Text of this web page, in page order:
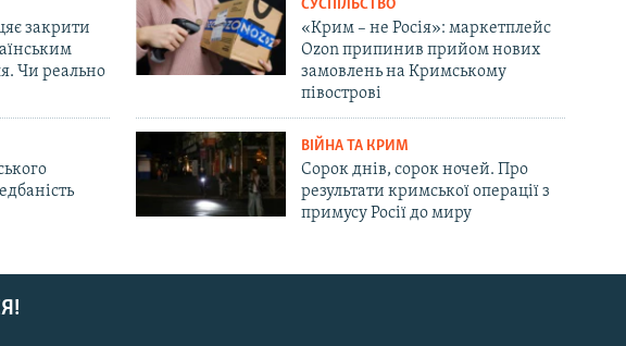
закрити
Чи реально
СУСПІЛЬСТВО
«Крим – не Росія»: маркетплейс
Ozon припинив прийом нових
замовлень на Кримському
півострові
ВІЙНА ТА КРИМ
Сорок днів, сорок ночей. Про
результати кримської операції з
примусу Росії до миру